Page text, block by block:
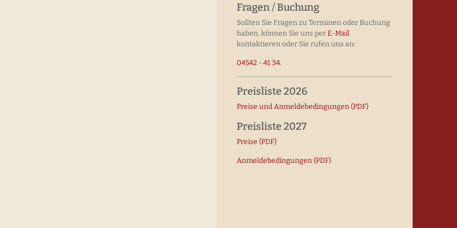
Fragen / Buchung
Sollten Sie Fragen zu Terminen oder Buchung
haben, können Sie uns perE-Mail
kontaktieren oder Sie rufen uns an:
04542 - 41 34.
Preisliste 2026
Preise und Anmelde­bedingungen (PDF)
Preisliste 2027
Preise (PDF)
Anmeldebedingungen (PDF)